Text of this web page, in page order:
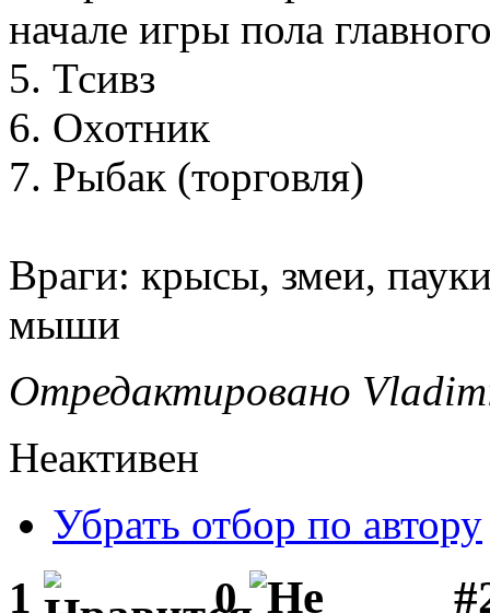
начале игры пола
5. Тсивз
6. Охотник
7. Рыбак (торговля)
Враги: крысы, змеи,
мыши
Отредактировано
Неактивен
Убрать отбор по автору
1 0